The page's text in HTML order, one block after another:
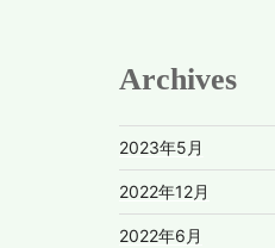
シ
ン
Archives
2023年5月
2022年12月
2022年6月